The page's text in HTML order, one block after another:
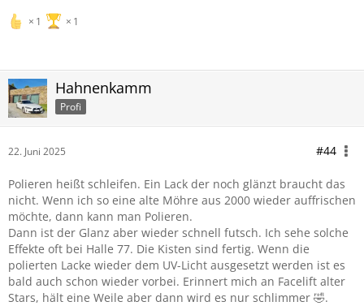
1 1
Hahnenkamm
Profi
22. Juni 2025 #44
Polieren heißt schleifen. Ein Lack der noch glänzt braucht das
nicht. Wenn ich so eine alte Möhre aus 2000 wieder auffrischen
möchte, dann kann man Polieren.
Dann ist der Glanz aber wieder schnell futsch. Ich sehe solche
Effekte oft bei Halle 77. Die Kisten sind fertig. Wenn die
polierten Lacke wieder dem UV-Licht ausgesetzt werden ist es
bald auch schon wieder vorbei. Erinnert mich an Facelift alter
Stars, hält eine Weile aber dann wird es nur schlimmer 🤣.